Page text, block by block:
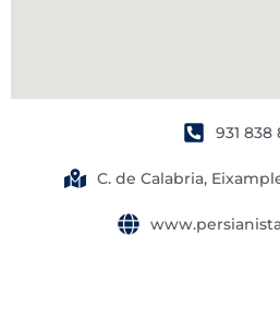
931 838
C. de Calabria,